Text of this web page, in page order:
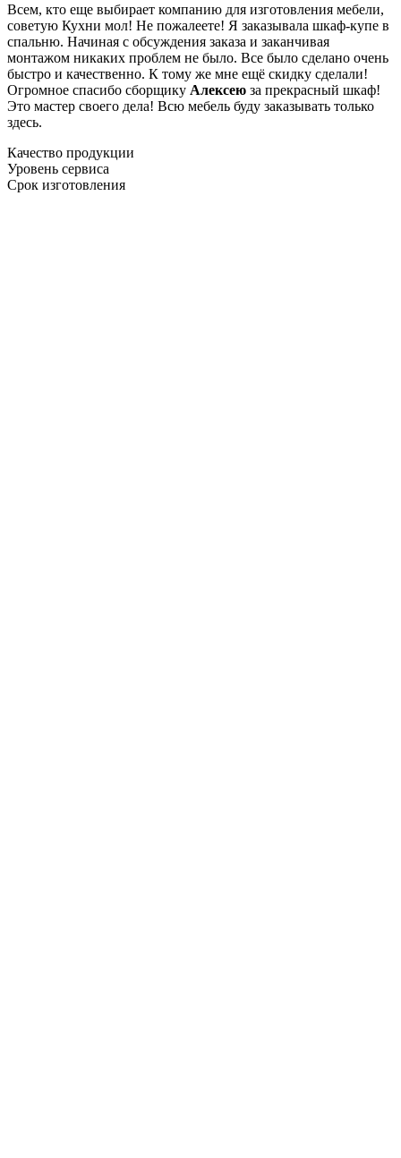
Всем, кто еще выбирает компанию для изготовления мебели,
советую Кухни мол! Не пожалеете! Я заказывала шкаф-купе в
спальню. Начиная с обсуждения заказа и заканчивая
монтажом никаких проблем не было. Все было сделано очень
быстро и качественно. К тому же мне ещё скидку сделали!
Огромное спасибо сборщику Алексею за прекрасный шкаф!
Это мастер своего дела! Всю мебель буду заказывать только
здесь.
Качество продукции
Уровень сервиса
Срок изготовления